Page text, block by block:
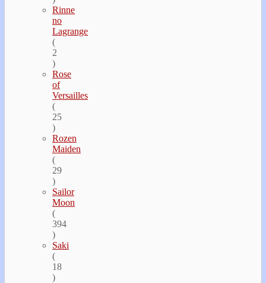
Rinne
no
Lagrange
(
2
)
Rose
of
Versailles
(
25
)
Rozen
Maiden
(
29
)
Sailor
Moon
(
394
)
Saki
(
18
)